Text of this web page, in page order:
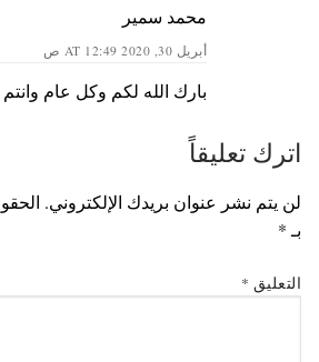
محمد سمير
أبريل 30, 2020 AT 12:49 ص
بارك الله لكم وكل عام وانتم
اترك تعليقاً
لن يتم نشر عنوان بريدك الإلكتروني.
بـ *
التعليق *